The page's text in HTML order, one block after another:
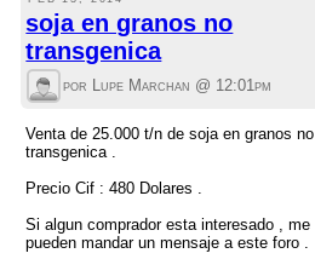
soja en granos no
transgenica
por Lupe Marchan @ 12:01pm
Venta de 25.000 t/n de soja en granos no
transgenica .
Precio Cif : 480 Dolares .
Si algun comprador esta interesado , me
pueden mandar un mensaje a este foro .